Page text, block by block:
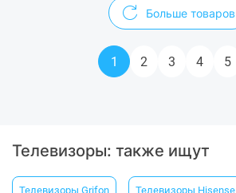
Больше товаров
1 2 3 4 5
Телевизоры: также ищут
Телевизоры Grifon Телевизоры Hisense